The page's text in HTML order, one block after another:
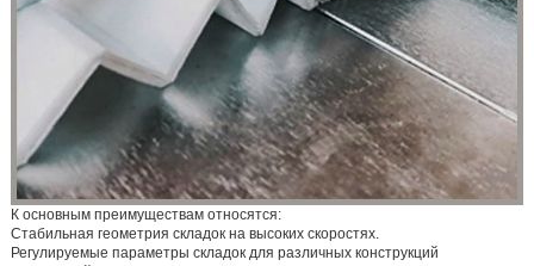
К основным преимуществам относятся:
Стабильная геометрия складок на высоких скоростях.
Регулируемые параметры складок для различных конструкций